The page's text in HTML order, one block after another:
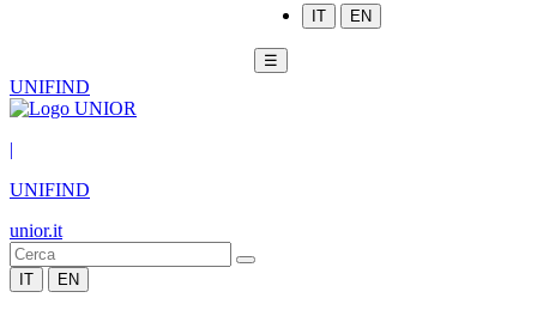
IT EN
☰
UNIFIND
|
UNIFIND
unior.it
IT EN